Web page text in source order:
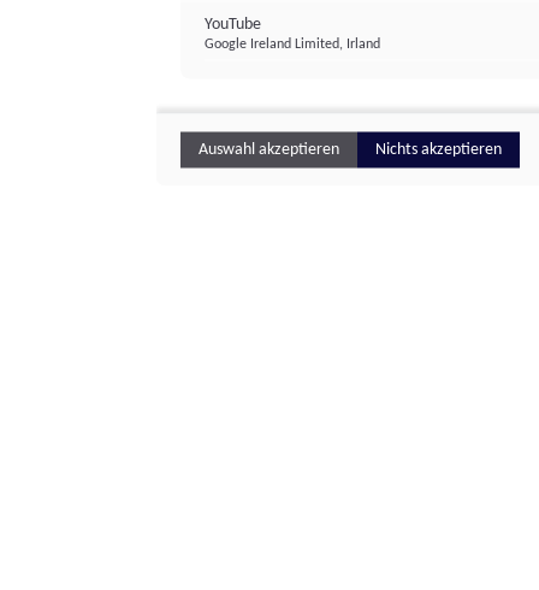
YouTube
Google Ireland Limited, Irland
Auswahl akzeptieren Nichts akzeptieren